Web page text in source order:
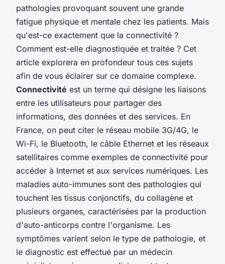
pathologies provoquant souvent une grande
fatigue physique et mentale chez les patients. Mais
qu'est-ce exactement que la connectivité ?
Comment est-elle diagnostiquée et traitée ? Cet
article explorera en profondeur tous ces sujets
afin de vous éclairer sur ce domaine complexe.
Connectivité est un terme qui désigne les liaisons
entre les utilisateurs pour partager des
informations, des données et des services. En
France, on peut citer le réseau mobile 3G/4G, le
Wi-Fi, le Bluetooth, le câble Ethernet et les réseaux
satellitaires comme exemples de connectivité pour
accéder à Internet et aux services numériques. Les
maladies auto-immunes sont des pathologies qui
touchent les tissus conjonctifs, du collagène et
plusieurs organes, caractérisées par la production
d'auto-anticorps contre l'organisme. Les
symptômes varient selon le type de pathologie, et
le diagnostic est effectué par un médecin